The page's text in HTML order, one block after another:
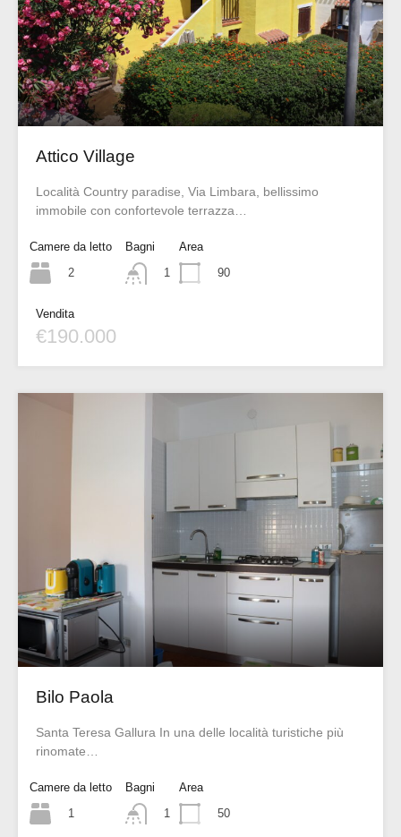
Attico Village
Località Country paradise, Via Limbara, bellissimo
immobile con confortevole terrazza…
Camere da letto
2
Bagni
1
Area
90
Vendita
€190.000
Bilo Paola
Santa Teresa Gallura In una delle località turistiche più
rinomate…
Camere da letto
1
Bagni
1
Area
50